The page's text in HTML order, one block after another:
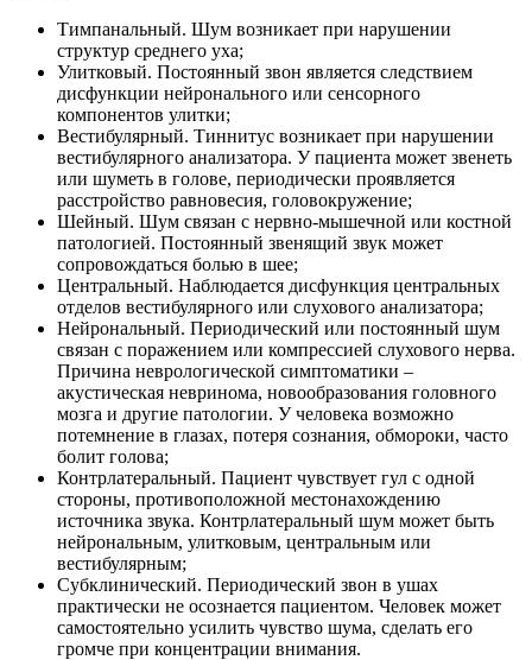
Тимпанальный. Шум возникает при нарушении
структур среднего уха;
Улитковый. Постоянный звон является следствием
дисфункции нейронального или сенсорного
компонентов улитки;
Вестибулярный. Тиннитус возникает при нарушении
вестибулярного анализатора. У пациента может звенеть
или шуметь в голове, периодически проявляется
расстройство равновесия, головокружение;
Шейный. Шум связан с нервно-мышечной или костной
патологией. Постоянный звенящий звук может
сопровождаться болью в шее;
Центральный. Наблюдается дисфункция центральных
отделов вестибулярного или слухового анализатора;
Нейрональный. Периодический или постоянный шум
связан с поражением или компрессией слухового нерва.
Причина неврологической симптоматики –
акустическая невринома, новообразования головного
мозга и другие патологии. У человека возможно
потемнение в глазах, потеря сознания, обмороки, часто
болит голова;
Контрлатеральный. Пациент чувствует гул с одной
стороны, противоположной местонахождению
источника звука. Контрлатеральный шум может быть
нейрональным, улитковым, центральным или
вестибулярным;
Субклинический. Периодический звон в ушах
практически не осознается пациентом. Человек может
самостоятельно усилить чувство шума, сделать его
громче при концентрации внимания.